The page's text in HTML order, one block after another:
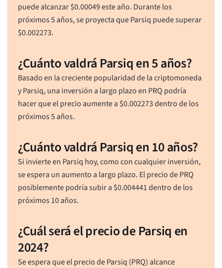
puede alcanzar$0.00049este año. Durante los
próximos 5 años, se proyecta que Parsiq puede superar
$0.002273.
¿Cuánto valdrá Parsiq en 5 años?
Basado en la creciente popularidad de la criptomoneda
y Parsiq, una inversión a largo plazo en PRQ podría
hacer que el precio aumente a $0.002273dentro de los
próximos 5 años.
¿Cuánto valdrá Parsiq en 10 años?
Si invierte en Parsiq hoy, como con cualquier inversión,
se espera un aumento a largo plazo. El precio de PRQ
posiblemente podría subir a $0.004441dentro de los
próximos 10 años.
¿Cuál será el precio de Parsiq en
2024?
Se espera que el precio de Parsiq (PRQ) alcance